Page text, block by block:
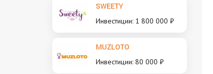
SWEETY
Инвестиции: 1 800 000 ₽
MUZLOTO
Инвестиции: 80 000 ₽